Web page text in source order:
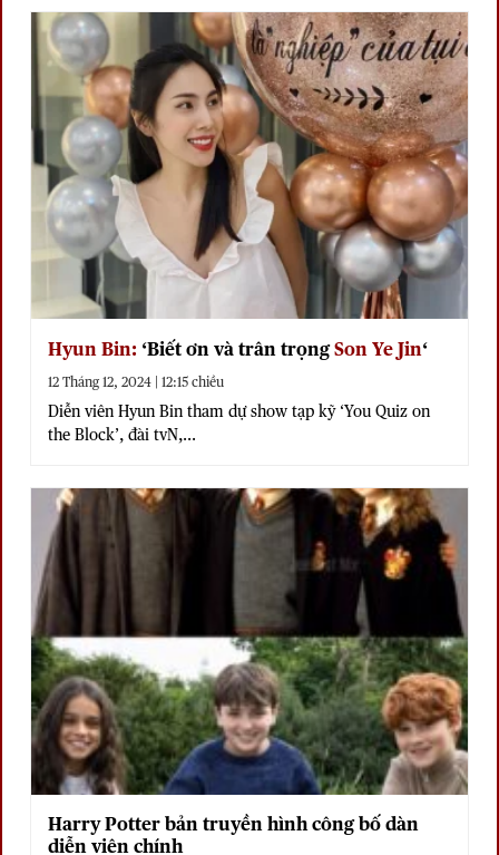
Hyun Bin: ‘Biết ơn và trân trọngSon Ye Jin‘
12 Tháng 12, 2024 | 12:15 chiều
Diễn viên Hyun Bin tham dự show tạp kỹ ‘You Quiz on
the Block’, đài tvN,...
Harry Potter bản truyền hình công bố dàn
diễn viên chính